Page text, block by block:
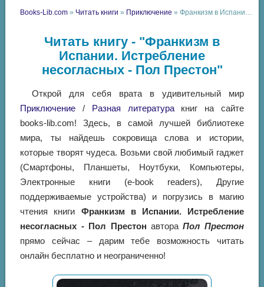
Books-Lib.com » Читать книги » Приключение » Франкизм в Испании. Истребление несогласных - Пол Престон
Читать книгу - "Франкизм в
Испании. Истребление
несогласных - Пол Престон"
Открой для себя врата в удивительный мир
Приключение / Разная литературакниг на сайте
books-lib.com! Здесь, в самой лучшей библиотеке
мира, ты найдешь сокровища слова и истории,
которые творят чудеса. Возьми свой любимый гаджет
(Смартфоны, Планшеты, Ноутбуки, Компьютеры,
Электронные книги (e-book readers), Другие
поддерживаемые устройства) и погрузись в магию
чтения книги Франкизм в Испании. Истребление
несогласных - Пол Престон автораПол Престон
прямо сейчас – дарим тебе возможность читать
онлайн бесплатно и неограниченно!